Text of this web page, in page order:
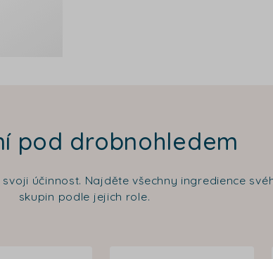
pod drobnohledem
účinnost. Najděte všechny ingredience
skupin podle jejich role.